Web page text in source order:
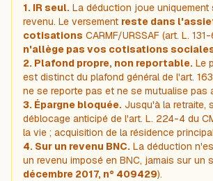
1. IR seul. La déduction joue uniquement
revenu. Le versement reste dans
cotisations CARMF/URSSAF (art. L.
n'allège pas vos cotisations
2. Plafond propre, non reportable. Le
est distinct du plafond général de l'art.
ne se reporte pas et ne se mutualise pas
3. Épargne bloquée. Jusqu'à la retraite,
déblocage anticipé de l'art. L. 224-4 du
la vie ; acquisition de la résidence
4. Sur un revenu BNC. La déduction
un revenu imposé en BNC, jamais sur un
décembre 2017, n° 409429).